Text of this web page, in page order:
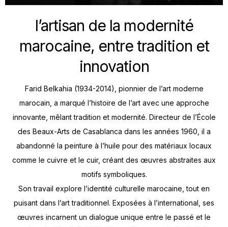
l’artisan de la modernité
marocaine, entre tradition et
innovation
Farid Belkahia (1934-2014), pionnier de l’art moderne
marocain, a marqué l’histoire de l’art avec une approche
innovante, mêlant tradition et modernité. Directeur de l’École
des Beaux-Arts de Casablanca dans les années 1960, il a
abandonné la peinture à l’huile pour des matériaux locaux
comme le cuivre et le cuir, créant des œuvres abstraites aux
motifs symboliques.
Son travail explore l’identité culturelle marocaine, tout en
puisant dans l’art traditionnel. Exposées à l’international, ses
œuvres incarnent un dialogue unique entre le passé et le